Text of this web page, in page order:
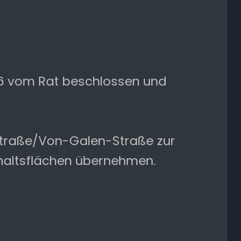
vom Rat beschlossen und
Von-Galen-Straße zur
übernehmen.